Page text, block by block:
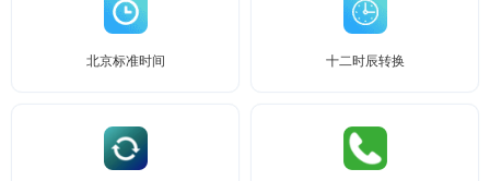
北京标准时间 十二时辰转换